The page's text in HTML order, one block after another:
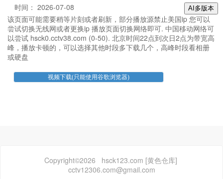
AI多版本
时间： 2026-07-08
该页面可能需要稍等片刻或者刷新，部分播放源禁止美国ip 您可以
尝试切换无线网或者更换ip 播放页面切换网络即可. 中国移动网络可
以尝试 hsck0.cctv38.com (0-50). 北京时间22点到次日2点为带宽高
峰，播放卡顿的，可以选择其他时段多下载几个，高峰时段看相册
或硬盘
Copyright©2026 hsck123.com [黄色仓库]
cctv12306.com@gmail.com